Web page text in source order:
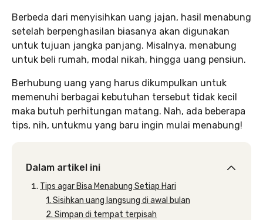
Berbeda dari menyisihkan uang jajan, hasil menabung
setelah berpenghasilan biasanya akan digunakan
untuk tujuan jangka panjang. Misalnya, menabung
untuk beli rumah, modal nikah, hingga uang pensiun.
Berhubung uang yang harus dikumpulkan untuk
memenuhi berbagai kebutuhan tersebut tidak kecil
maka butuh perhitungan matang. Nah, ada beberapa
tips, nih, untukmu yang baru ingin mulai menabung!
Dalam artikel ini
Tips agar Bisa Menabung Setiap Hari
1. Sisihkan uang langsung di awal bulan
2. Simpan di tempat terpisah